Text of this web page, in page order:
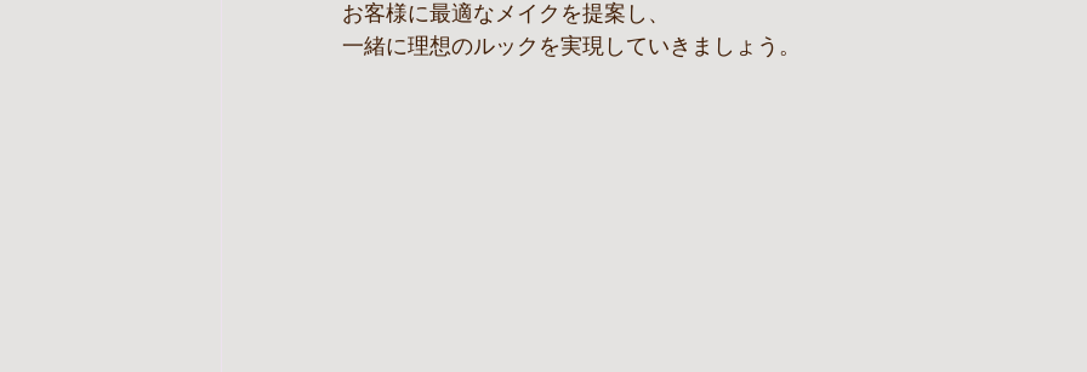
お客様に最適なメイクを提案し、
一緒に理想のルックを実現していきましょう。